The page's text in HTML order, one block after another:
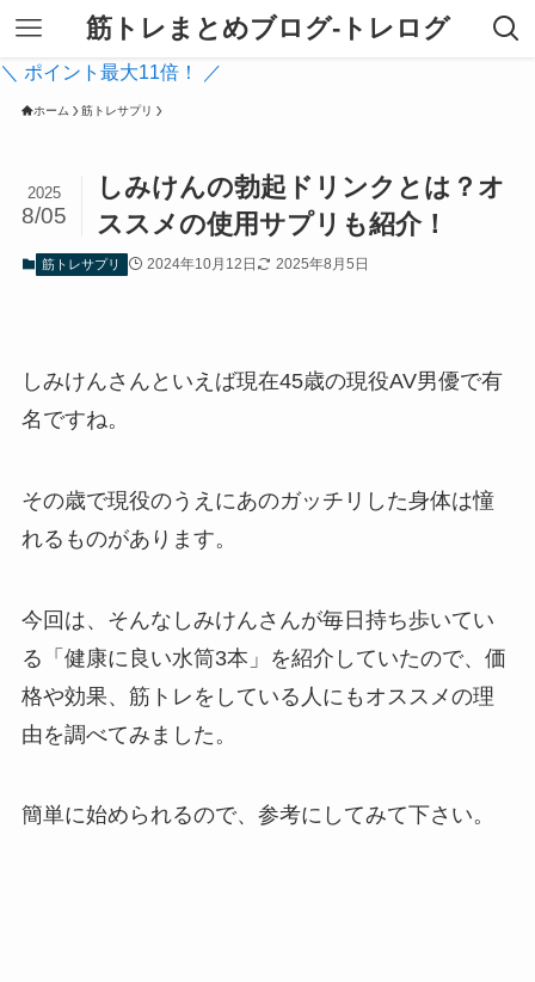
筋トレまとめブログ-トレログ
＼ ポイント最大11倍！ ／
ホーム 筋トレサプリ
しみけんの勃起ドリンクとは？オ
ススメの使用サプリも紹介！
2025
8/05
筋トレサプリ 2024年10月12日 2025年8月5日
しみけんさんといえば現在45歳の現役AV男優で有
名ですね。
その歳で現役のうえにあのガッチリした身体は憧
れるものがあります。
今回は、そんなしみけんさんが毎日持ち歩いてい
る「健康に良い水筒3本」を紹介していたので、価
格や効果、筋トレをしている人にもオススメの理
由を調べてみました。
簡単に始められるので、参考にしてみて下さい。